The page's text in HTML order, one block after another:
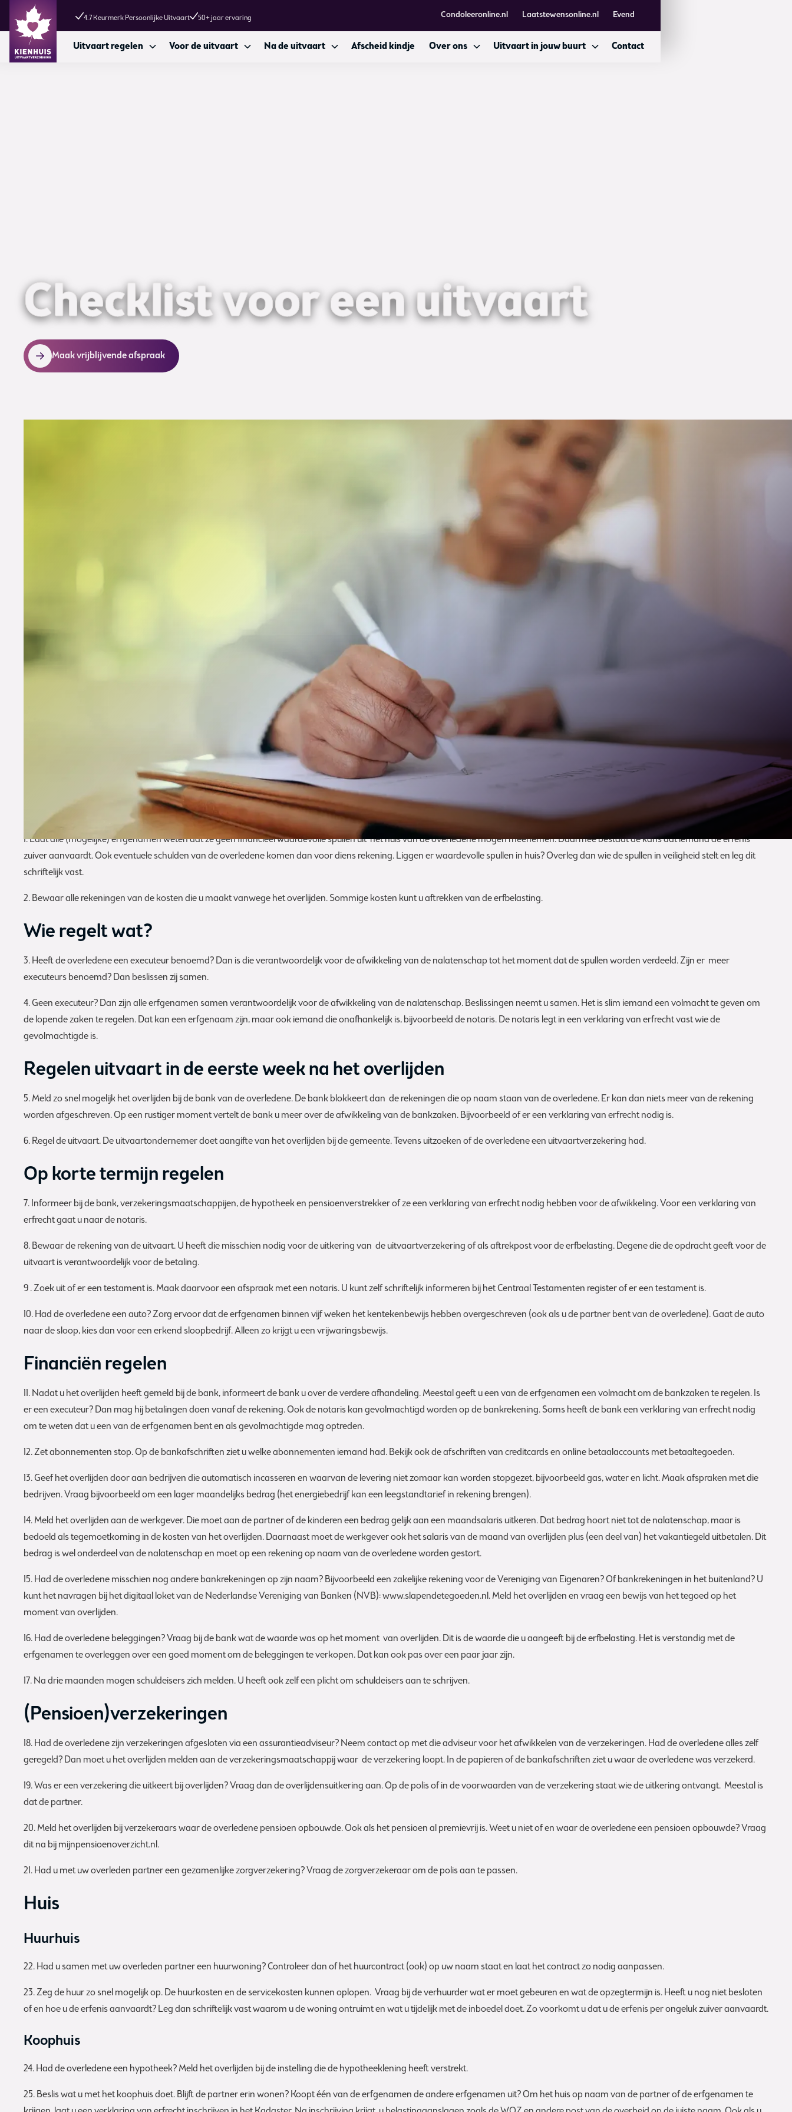
4.7 Keurmerk Persoonlijke Uitvaart 50+ jaar ervaring Condoleeronline.nl Laatstewensonline.nl Evend
Uitvaart regelen Voor de uitvaart Na de uitvaart Afscheid kindje Over ons Uitvaart in jouw buurt Contact
Checklist voor een uitvaart
Maak vrijblijvende afspraak
vindt u de meeste zaken die u moet regelen na het overlijden van een naaste. Zo krijgt u een indruk wat er op u
afkomt en welke wettelijke termijnen u in de gaten moet houden, bijvoorbeeld die van de Belastingdienst. U hoeft niet alles zelf te regelen. Is er een
executeur? Dan neemt die een groot deel voor zijn rekening. Het komt ook vaak voor dat een van de erfgenamen namens de anderen optreedt. Komt
u er niet uit? De notaris helpt u graag. Vraag voor meer informatie naar de brochure ‘Een erfenis, wat nu?’, verkrijgbaar bij de meeste
Bekijk hier onze checklist voor een uitvaart
Wie regelt wat?
Instanties aan wie de gemeente het overlijden doorgeeft
Goed om te weten
1. Laat alle (mogelijke) erfgenamen weten dat ze geen financieel waardevolle spullen uit het huis van de overledene mogen meenemen. Daarmee bestaat de kans dat iemand de erfenis
zuiver aanvaardt. Ook eventuele schulden van de overledene komen dan voor diens rekening. Liggen er waardevolle spullen in huis? Overleg dan wie de spullen in veiligheid stelt en leg dit
schriftelijk vast.
2. Bewaar alle rekeningen van de kosten die u maakt vanwege het overlijden. Sommige kosten kunt u aftrekken van de erfbelasting.
Wie regelt wat?
3. Heeft de overledene een executeur benoemd? Dan is die verantwoordelijk voor de afwikkeling van de nalatenschap tot het moment dat de spullen worden verdeeld. Zijn er meer
executeurs benoemd? Dan beslissen zij samen.
4. Geen executeur? Dan zijn alle erfgenamen samen verantwoordelijk voor de afwikkeling van de nalatenschap. Beslissingen neemt u samen. Het is slim iemand een volmacht te geven om
de lopende zaken te regelen. Dat kan een erfgenaam zijn, maar ook iemand die onafhankelijk is, bijvoorbeeld de notaris. De notaris legt in een verklaring van erfrecht vast wie de
gevolmachtigde is.
Regelen uitvaart in de eerste week na het overlijden
5. Meld zo snel mogelijk het overlijden bij de bank van de overledene. De bank blokkeert dan de rekeningen die op naam staan van de overledene. Er kan dan niets meer van de rekening
worden afgeschreven. Op een rustiger moment vertelt de bank u meer over de afwikkeling van de bankzaken. Bijvoorbeeld of er een verklaring van erfrecht nodig is.
6. Regel de uitvaart. De uitvaartondernemer doet aangifte van het overlijden bij de gemeente. Tevens uitzoeken of de overledene een uitvaartverzekering had.
Op korte termijn regelen
7. Informeer bij de bank, verzekeringsmaatschappijen, de hypotheek en pensioenverstrekker of ze een verklaring van erfrecht nodig hebben voor de afwikkeling. Voor een verklaring van
erfrecht gaat u naar de notaris.
8. Bewaar de rekening van de uitvaart. U heeft die misschien nodig voor de uitkering van de uitvaartverzekering of als aftrekpost voor de erfbelasting. Degene die de opdracht geeft voor de
uitvaart is verantwoordelijk voor de betaling.
9 . Zoek uit of er een testament is. Maak daarvoor een afspraak met een notaris. U kunt zelf schriftelijk informeren bij het Centraal Testamenten register of er een testament is.
10. Had de overledene een auto? Zorg ervoor dat de erfgenamen binnen vijf weken het kentekenbewijs hebben overgeschreven (ook als u de partner bent van de overledene). Gaat de auto
naar de sloop, kies dan voor een erkend sloopbedrijf. Alleen zo krijgt u een vrijwaringsbewijs.
Financiën regelen
11. Nadat u het overlijden heeft gemeld bij de bank, informeert de bank u over de verdere afhandeling. Meestal geeft u een van de erfgenamen een volmacht om de bankzaken te regelen. Is
er een executeur? Dan mag hij betalingen doen vanaf de rekening. Ook de notaris kan gevolmachtigd worden op de bankrekening. Soms heeft de bank een verklaring van erfrecht nodig
om te weten dat u een van de erfgenamen bent en als gevolmachtigde mag optreden.
12. Zet abonnementen stop. Op de bankafschriften ziet u welke abonnementen iemand had. Bekijk ook de afschriften van creditcards en online betaalaccounts met betaaltegoeden.
13. Geef het overlijden door aan bedrijven die automatisch incasseren en waarvan de levering niet zomaar kan worden stopgezet, bijvoorbeeld gas, water en licht. Maak afspraken met die
bedrijven. Vraag bijvoorbeeld om een lager maandelijks bedrag (het energiebedrijf kan een leegstandtarief in rekening brengen).
14. Meld het overlijden aan de werkgever. Die moet aan de partner of de kinderen een bedrag gelijk aan een maandsalaris uitkeren. Dat bedrag hoort niet tot de nalatenschap, maar is
bedoeld als tegemoetkoming in de kosten van het overlijden. Daarnaast moet de werkgever ook het salaris van de maand van overlijden plus (een deel van) het vakantiegeld uitbetalen. Dit
bedrag is wel onderdeel van de nalatenschap en moet op een rekening op naam van de overledene worden gestort.
15. Had de overledene misschien nog andere bankrekeningen op zijn naam? Bijvoorbeeld een zakelijke rekening voor de Vereniging van Eigenaren? Of bankrekeningen in het buitenland? U
kunt het navragen bij het digitaal loket van de Nederlandse Vereniging van Banken (NVB): www.slapendetegoeden.nl. Meld het overlijden en vraag een bewijs van het tegoed op het
moment van overlijden.
16. Had de overledene beleggingen? Vraag bij de bank wat de waarde was op het moment van overlijden. Dit is de waarde die u aangeeft bij de erfbelasting. Het is verstandig met de
erfgenamen te overleggen over een goed moment om de beleggingen te verkopen. Dat kan ook pas over een paar jaar zijn.
17. Na drie maanden mogen schuldeisers zich melden. U heeft ook zelf een plicht om schuldeisers aan te schrijven.
(Pensioen)verzekeringen
18. Had de overledene zijn verzekeringen afgesloten via een assurantieadviseur? Neem contact op met die adviseur voor het afwikkelen van de verzekeringen. Had de overledene alles zelf
geregeld? Dan moet u het overlijden melden aan de verzekeringsmaatschappij waar de verzekering loopt. In de papieren of de bankafschriften ziet u waar de overledene was verzekerd.
19. Was er een verzekering die uitkeert bij overlijden? Vraag dan de overlijdensuitkering aan. Op de polis of in de voorwaarden van de verzekering staat wie de uitkering ontvangt. Meestal is
dat de partner.
20. Meld het overlijden bij verzekeraars waar de overledene pensioen opbouwde. Ook als het pensioen al premievrij is. Weet u niet of en waar de overledene een pensioen opbouwde? Vraag
dit na bij mijnpensioenoverzicht.nl.
21. Had u met uw overleden partner een gezamenlijke zorgverzekering? Vraag de zorgverzekeraar om de polis aan te passen.
Huis
Huurhuis
22. Had u samen met uw overleden partner een huurwoning? Controleer dan of het huurcontract (ook) op uw naam staat en laat het contract zo nodig aanpassen.
23. Zeg de huur zo snel mogelijk op. De huurkosten en de servicekosten kunnen oplopen. Vraag bij de verhuurder wat er moet gebeuren en wat de opzegtermijn is. Heeft u nog niet besloten
of en hoe u de erfenis aanvaardt? Leg dan schriftelijk vast waarom u de woning ontruimt en wat u tijdelijk met de inboedel doet. Zo voorkomt u dat u de erfenis per ongeluk zuiver aanvaardt.
Koophuis
24. Had de overledene een hypotheek? Meld het overlijden bij de instelling die de hypotheeklening heeft verstrekt.
25. Beslis wat u met het koophuis doet. Blijft de partner erin wonen? Koopt één van de erfgenamen de andere erfgenamen uit? Om het huis op naam van de partner of de erfgenamen te